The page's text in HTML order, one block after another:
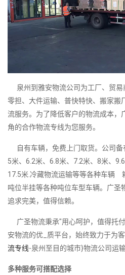
泉州到雅安物流公司为工厂、贸易
零担、大件运输、普快特快、搬家搬
流服务。为了降低客户的物流成本，
角的合作物流专线为您服务。
自有车辆，免费上门取货。公司
5米、6.2米、6.8米、7.2米、8米、
17.5米.冷藏物流运输等等各种车辆
吨位半挂等各种吨位车型车辆。广圣
追求完美，值得信赖。
广圣物流秉承"用心呵护，值得托
安物流的优_质平台，始终致力于为
流专线-泉州至目的城市}物流公司运输
多种服务可搭配选择